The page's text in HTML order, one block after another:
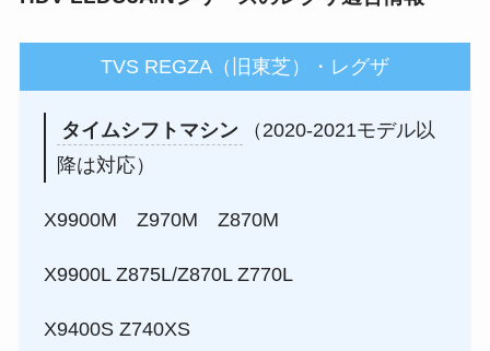
TVS REGZA（旧東芝）・レグザ
タイムシフトマシン
（2020-2021モデル以
降は対応）
X9900M Z970M Z870M
X9900L Z875L/Z870L Z770L
X9400S Z740XS